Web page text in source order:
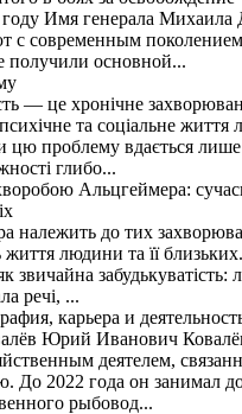
Имя генерала Михаила
с современным
получили основной...
— це хронічне
та соціальне життя
цю проблему вдається
глибо...
Альцгеймера:
належить до тих
людини та її
звичайна забудькуватість:
речі, ...
карьера и
Юрий Иванович
деятелем,
До 2022 года он занимал
рыбовод...